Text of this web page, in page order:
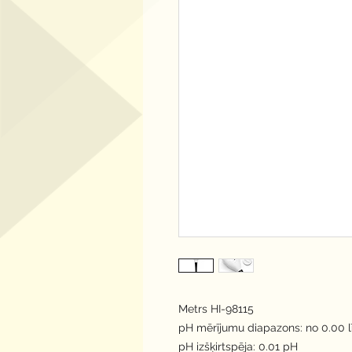
Metrs HI-98115
pH mērījumu diapazons: no 0.00
pH izšķirtspēja: 0.01 pH